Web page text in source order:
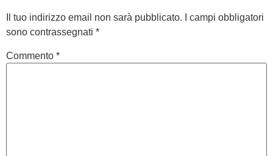
Il tuo indirizzo email non sarà pubblicato.
I campi obbligatori
sono contrassegnati *
Commento *